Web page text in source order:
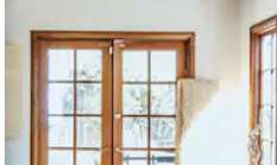
со стрелки нагоре и надолу